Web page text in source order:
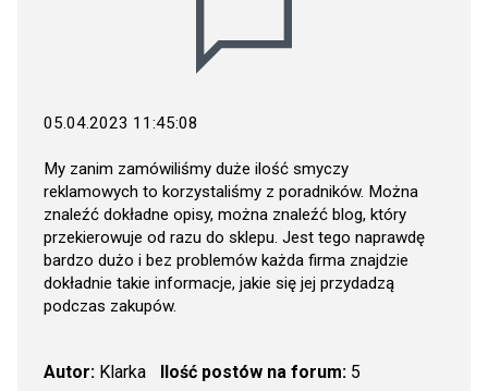
05.04.2023 11:45:08
My zanim zamówiliśmy duże ilość smyczy
reklamowych to korzystaliśmy z poradników. Można
znaleźć dokładne opisy, można znaleźć blog, który
przekierowuje od razu do sklepu. Jest tego naprawdę
bardzo dużo i bez problemów każda firma znajdzie
dokładnie takie informacje, jakie się jej przydadzą
podczas zakupów.
Autor: Klarka Ilość postów na forum:5